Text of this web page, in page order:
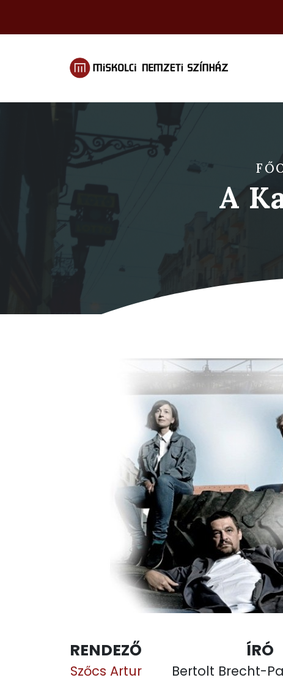
A
RENDEZŐ
Szőcs Artur
ÍRÓ
Bertolt Brecht-